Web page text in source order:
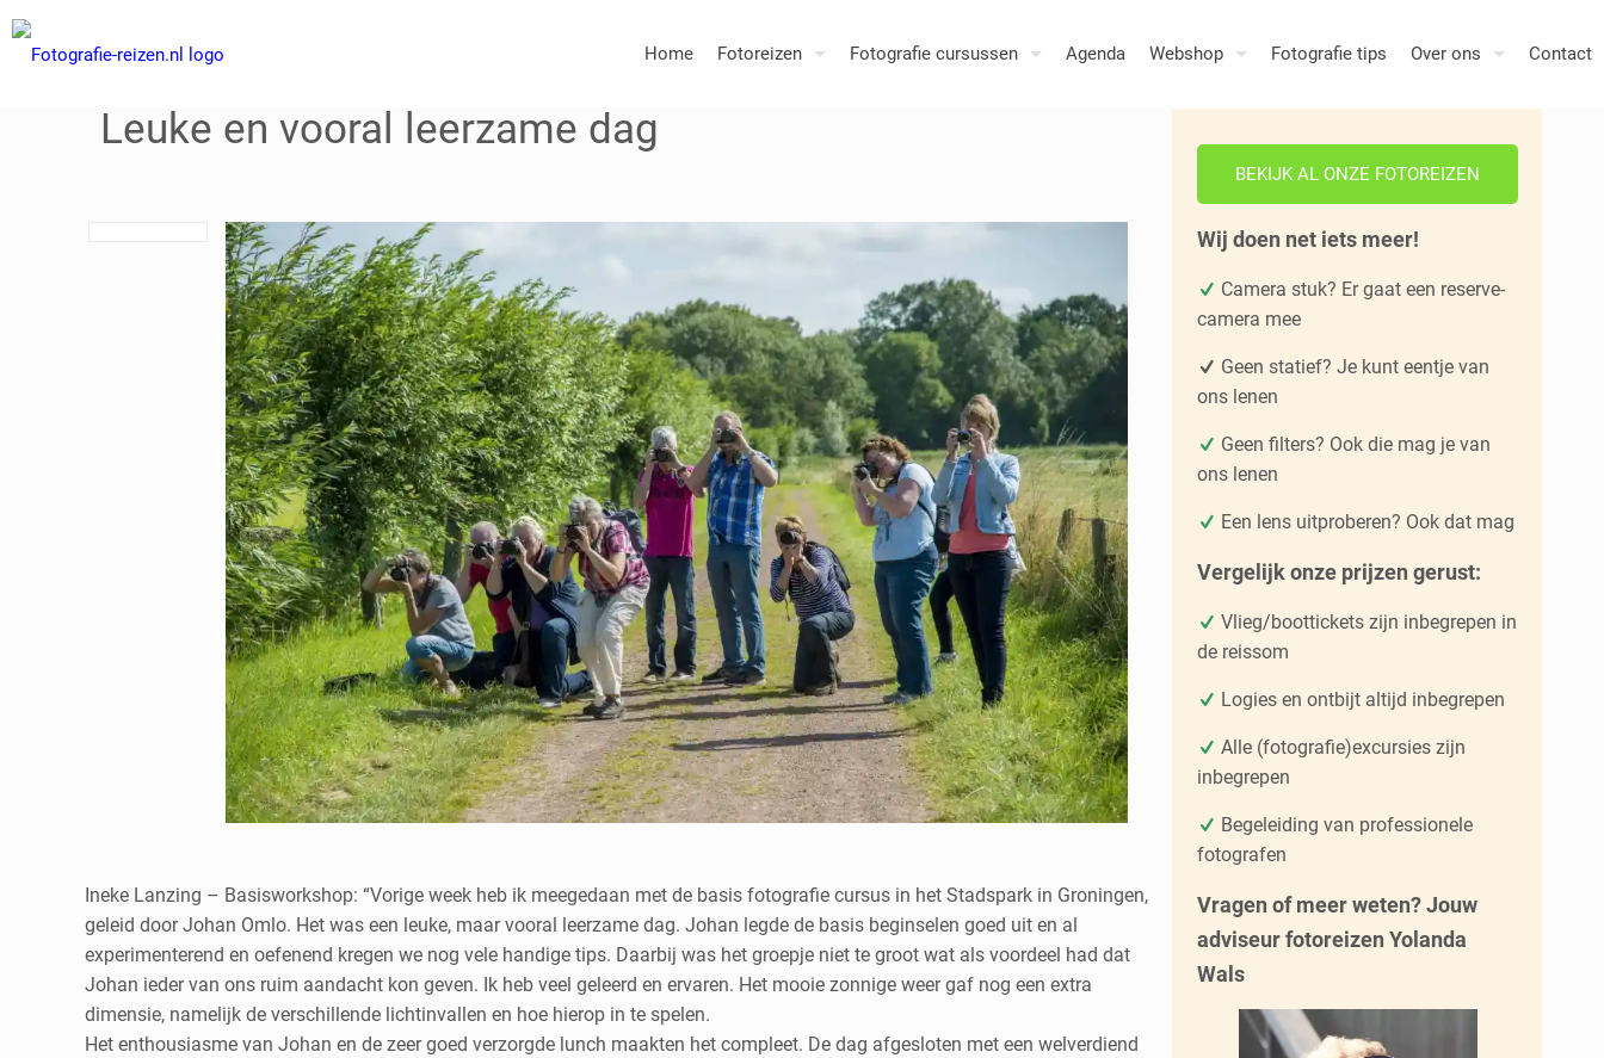
Home Fotoreizen Fotografie cursussen Agenda Webshop Fotografie tips Over ons Contact
Leuke en vooral leerzame dag
Ineke Lanzing – Basisworkshop: “Vorige week heb ik meegedaan met de basis fotografie cursus in het Stadspark in Groningen,
geleid door Johan Omlo. Het was een leuke, maar vooral leerzame dag. Johan legde de basis beginselen goed uit en al
experimenterend en oefenend kregen we nog vele handige tips. Daarbij was het groepje niet te groot wat als voordeel had dat
Johan ieder van ons ruim aandacht kon geven. Ik heb veel geleerd en ervaren. Het mooie zonnige weer gaf nog een extra
dimensie, namelijk de verschillende lichtinvallen en hoe hierop in te spelen.
Het enthousiasme van Johan en de zeer goed verzorgde lunch maakten het compleet. De dag afgesloten met een welverdiend
BEKIJK AL ONZE FOTOREIZEN
Wij doen net iets meer!
Camera stuk? Er gaat een reserve-
camera mee
Geen statief? Je kunt eentje van
ons lenen
Geen filters? Ook die mag je van
ons lenen
Een lens uitproberen? Ook dat mag
Vergelijk onze prijzen gerust:
Vlieg/boottickets zijn inbegrepen in
de reissom
Logies en ontbijt altijd inbegrepen
Alle (fotografie)excursies zijn
inbegrepen
Begeleiding van professionele
fotografen
Vragen of meer weten? Jouw
adviseur fotoreizen Yolanda
Wals